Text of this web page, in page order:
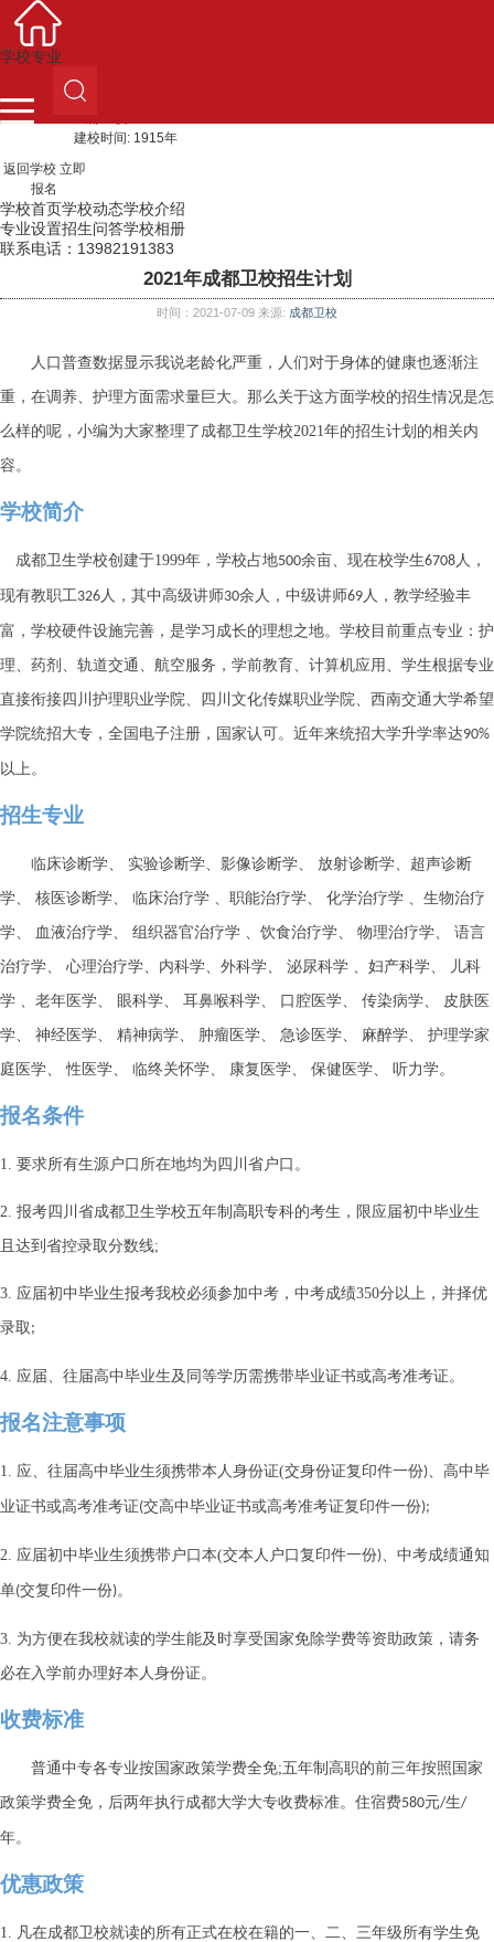
学校专业
初中生入口
建校时间: 1915年
返回学校 立即
报名
学校首页学校动态学校介绍
专业设置招生问答学校相册
联系电话：13982191383
2021年成都卫校招生计划
时间：2021-07-09 来源: 成都卫校
人口普查数据显示我说老龄化严重，人们对于身体的健康也逐渐注
重，在调养、护理方面需求量巨大。那么关于这方面学校的招生情况是怎
么样的呢，小编为大家整理了成都卫生学校2021年的招生计划的相关内
容。
学校简介
成都卫生学校创建于1999年，学校占地500余亩、现在校学生6708人，
现有教职工326人，其中高级讲师30余人，中级讲师69人，教学经验丰
富，学校硬件设施完善，是学习成长的理想之地。学校目前重点专业：护
理、药剂、轨道交通、航空服务，学前教育、计算机应用、学生根据专业
直接衔接四川护理职业学院、四川文化传媒职业学院、西南交通大学希望
学院统招大专，全国电子注册，国家认可。近年来统招大学升学率达90%
以上。
招生专业
临床诊断学、 实验诊断学、影像诊断学、 放射诊断学、超声诊断
学、 核医诊断学、 临床治疗学 、职能治疗学、 化学治疗学 、生物治疗
学、 血液治疗学、 组织器官治疗学 、饮食治疗学、 物理治疗学、 语言
治疗学、 心理治疗学、内科学、外科学、 泌尿科学 、妇产科学、 儿科
学 、老年医学、 眼科学、 耳鼻喉科学、 口腔医学、 传染病学、 皮肤医
学、 神经医学、 精神病学、 肿瘤医学、 急诊医学、 麻醉学、 护理学家
庭医学、 性医学、 临终关怀学、 康复医学、 保健医学、 听力学。
报名条件
1. 要求所有生源户口所在地均为四川省户口。
2. 报考四川省成都卫生学校五年制 高职专科的考生，限应届初中毕业生
且达到省控录取分数线;
3. 应届初中毕业生报考我校必须参加中考，中考成绩350分以上，并择优
录取 ;
4. 应届、往届高中毕业生及同等学历需携带毕业证书或高考准考证。
报名注意事项
1. 应、往届高中毕业生须携带本人身份证(交身份证复印件一份)、高中毕
业证书或高考准考证(交高中毕业证书或高考准考证复印件一份);
2. 应届初中毕业生须携带户口本(交本人户口复印件一份)、中考成绩通知
单(交复印件一份)。
3. 为方便在我校就读的学生能及时享受国家免除学费等资助政策，请务
必在入学前办理好本人身份证。
收费标准
普通中专各专业按国家政策学费全免;五年制高职的前三年按照国家
政策学费全免，后两年执行成都大学大专收费标准。住宿费580元/生/
年。
优惠政策
1. 凡在成都卫校就读的所有正式在校在籍的一、二、三年级所有学生免